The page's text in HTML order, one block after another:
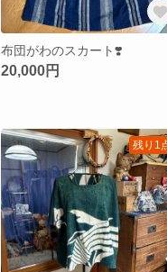
布団がわのスカート❣️
20,000円
残り1